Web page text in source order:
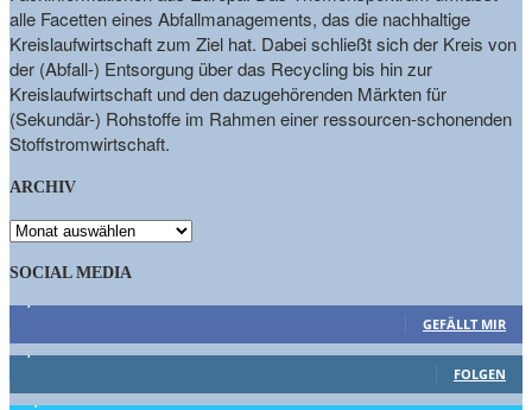
alle Facetten eines Abfallmanagements, das die nachhaltige
Kreislaufwirtschaft zum Ziel hat. Dabei schließt sich der Kreis von
der (Abfall-) Entsorgung über das Recycling bis hin zur
Kreislaufwirtschaft und den dazugehörenden Märkten für
(Sekundär-) Rohstoffe im Rahmen einer ressourcen-schonenden
Stoffstromwirtschaft.
ARCHIV
ARCHIV
SOCIAL MEDIA
GEFÄLLT MIR
1,662 Follower
FOLGEN
15,658 Follower